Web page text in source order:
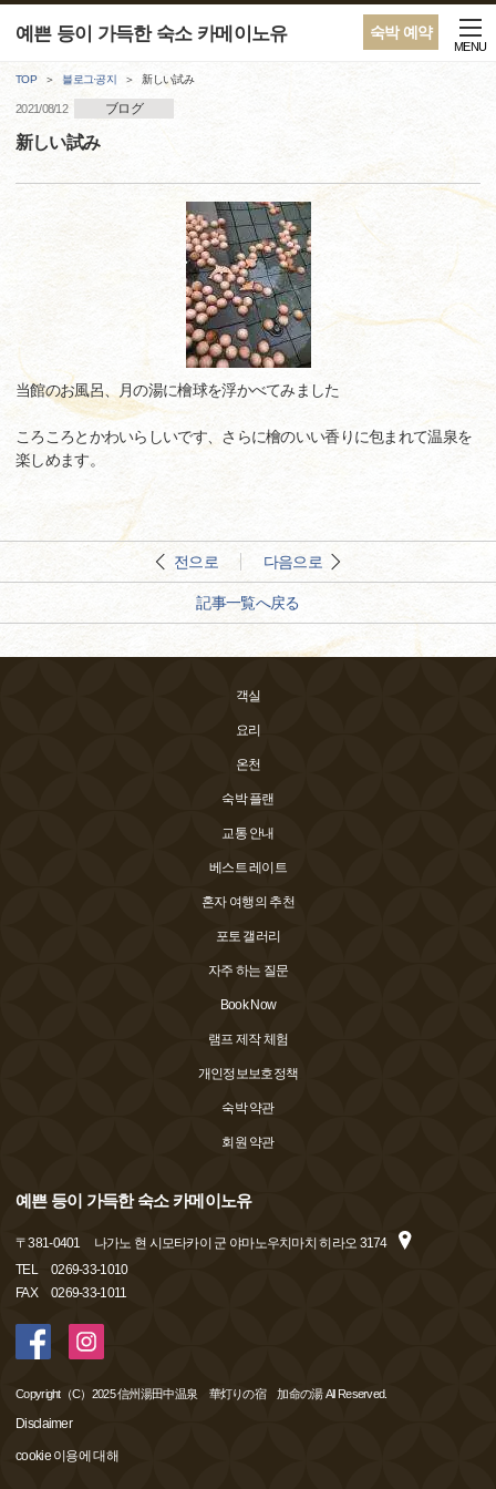
숙박 예약
예쁜 등이 가득한 숙소 카메이노유
MENU
TOP 블로그·공지 新しい試み
2021/08/12 ブログ
新しい試み
当館のお風呂、月の湯に檜球を浮かべてみました
ころころとかわいらしいです、さらに檜のいい香りに包まれて温泉を
楽しめます。
전으로 다음으로
記事一覧へ戻る
객실
요리
온천
숙박 플랜
교통 안내
베스트 레이트
혼자 여행의 추천
포토 갤러리
자주 하는 질문
Book Now
램프 제작 체험
개인정보보호정책
숙박 약관
회원 약관
예쁜 등이 가득한 숙소 카메이노유
〒381-0401
나가노 현 시모타카이 군 야마노우치마치 히라오 3174
TEL
0269-33-1010
FAX
0269-33-1011
Copyright（C）2025 信州湯田中温泉 華灯りの宿 加命の湯 All Reserved.
Disclaimer
cookie 이용에 대해